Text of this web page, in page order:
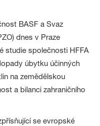
BASF a Svaz
dnes v Praze
studie společnosti HFFA
úbytku účinných
na zemědělskou
a bilanci zahraničního
se evropské